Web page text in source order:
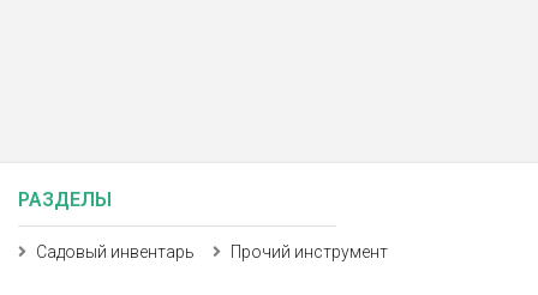
РАЗДЕЛЫ
Садовый инвентарь Прочий инструмент